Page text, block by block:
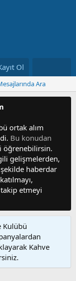
Kullanıcılar
Ol
Ara
ortak alım
Bu konudan
öğrenebilirsin.
gelişmelerden,
haberdar
katılmayı,
etmeyi
Kulübü
Kahve